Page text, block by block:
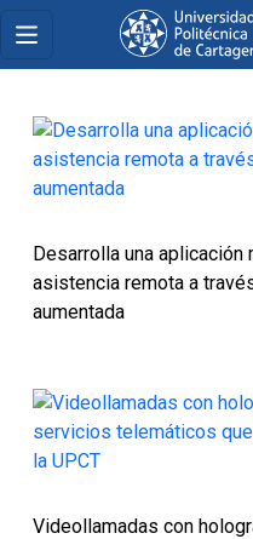
Desarrolla una
asistencia remota a
aumentada
Videollamadas con